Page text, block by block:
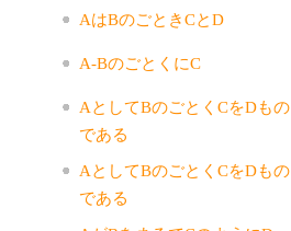
AはBのごときCとD
A-BのごとくにC
AとしてBのごとくCをDもの
である
AとしてBのごとくCをDもの
である